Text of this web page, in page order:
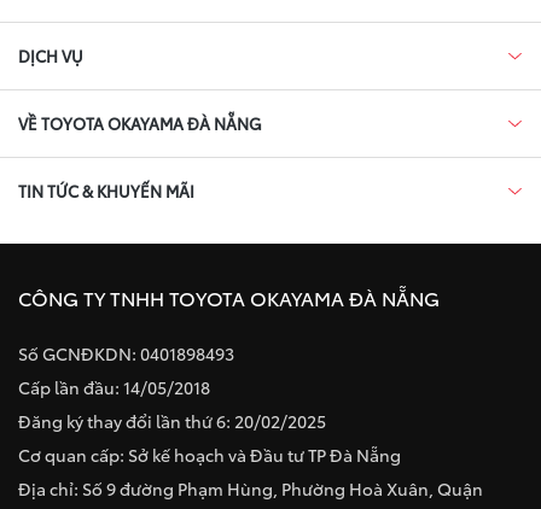
DỊCH VỤ
VỀ TOYOTA OKAYAMA ĐÀ NẴNG
TIN TỨC & KHUYẾN MÃI
CÔNG TY TNHH TOYOTA OKAYAMA ĐÀ NẴNG
Số GCNĐKDN: 0401898493
Cấp lần đầu: 14/05/2018
Đăng ký thay đổi lần thứ 6: 20/02/2025
Cơ quan cấp: Sở kế hoạch và Đầu tư TP Đà Nẵng
Địa chỉ: Số 9 đường Phạm Hùng, Phường Hoà Xuân, Quận